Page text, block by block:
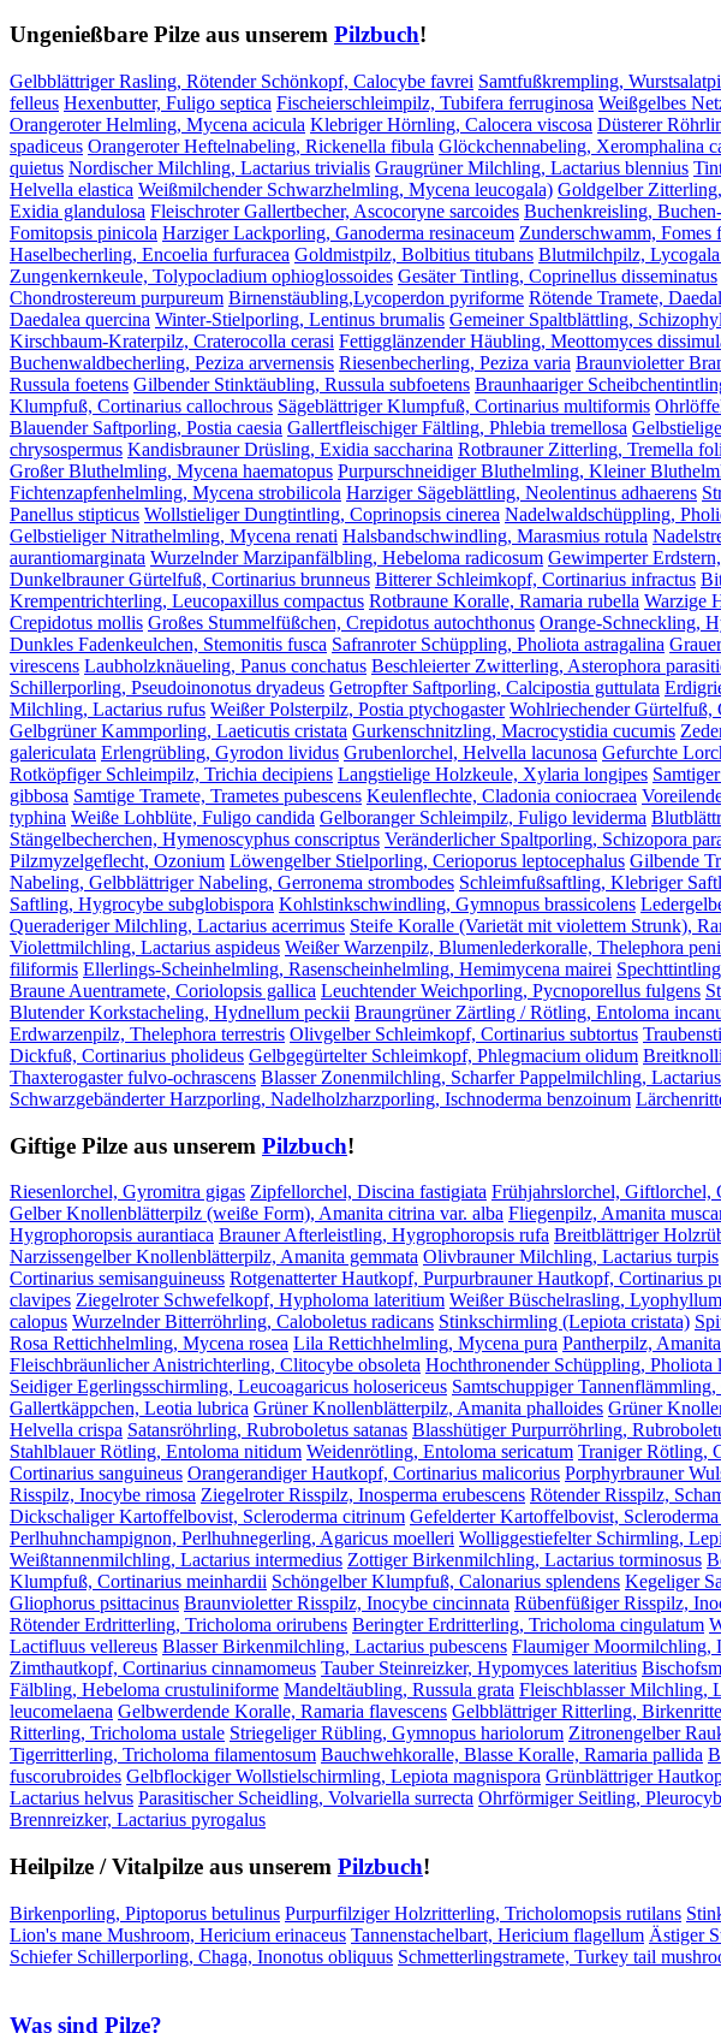
Ungenießbare Pilze aus unserem Pilzbuch!
Gelbblättriger Rasling, Rötender Schönkopf, Calocybe favrei Samtfußkrempling,
felleus Hexenbutter, Fuligo septica Fischeierschleimpilz, Tubifera ferruginosa Weißgelbes
Orangeroter Helmling, Mycena acicula Klebriger Hörnling, Calocera viscosa Düsterer
spadiceus Orangeroter Heftelnabeling, Rickenella fibula Glöckchennabeling, Xeromphalina
quietus Nordischer Milchling, Lactarius trivialis Graugrüner Milchling, Lactarius blennius
Helvella elastica Weißmilchender Schwarzhelmling, Mycena leucogala) Goldgelber
Exidia glandulosa Fleischroter Gallertbecher, Ascocoryne sarcoides Buchenkreisling,
Fomitopsis pinicola Harziger Lackporling, Ganoderma resinaceum Zunderschwamm, Fomes
Haselbecherling, Encoelia furfuracea Goldmistpilz, Bolbitius titubans Blutmilchpilz,
Zungenkernkeule, Tolypocladium ophioglossoides Gesäter Tintling, Coprinellus disseminatus
Chondrostereum purpureum Birnenstäubling,Lycoperdon pyriforme Rötende Tramete,
Daedalea quercina Winter-Stielporling, Lentinus brumalis Gemeiner Spaltblättling,
Kirschbaum-Kraterpilz, Craterocolla cerasi Fettigglänzender Häubling, Meottomyces
Buchenwaldbecherling, Peziza arvernensis Riesenbecherling, Peziza varia Braunvioletter
Russula foetens Gilbender Stinktäubling, Russula subfoetens Braunhaariger
Klumpfuß, Cortinarius callochrous Sägeblättriger Klumpfuß, Cortinarius multiformis
Blauender Saftporling, Postia caesia Gallertfleischiger Fältling, Phlebia tremellosa
chrysospermus Kandisbrauner Drüsling, Exidia saccharina Rotbrauner Zitterling, Tremella
Großer Bluthelmling, Mycena haematopus Purpurschneidiger Bluthelmling, Kleiner
Fichtenzapfenhelmling, Mycena strobilicola Harziger Sägeblättling, Neolentinus adhaerens
Panellus stipticus Wollstieliger Dungtintling, Coprinopsis cinerea Nadelwaldschüppling,
Gelbstieliger Nitrathelmling, Mycena renati Halsbandschwindling, Marasmius rotula
aurantiomarginata Wurzelnder Marzipanfälbling, Hebeloma radicosum Gewimperter
Dunkelbrauner Gürtelfuß, Cortinarius brunneus Bitterer Schleimkopf, Cortinarius infractus
Krempentrichterling, Leucopaxillus compactus Rotbraune Koralle, Ramaria rubella Warzige
Crepidotus mollis Großes Stummelfüßchen, Crepidotus autochthonus Orange-Schneckling,
Dunkles Fadenkeulchen, Stemonitis fusca Safranroter Schüppling, Pholiota astragalina
virescens Laubholzknäueling, Panus conchatus Beschleierter Zwitterling, Asterophora
Schillerporling, Pseudoinonotus dryadeus Getropfter Saftporling, Calcipostia guttulata
Milchling, Lactarius rufus Weißer Polsterpilz, Postia ptychogaster Wohlriechender Gürtelfuß,
Gelbgrüner Kammporling, Laeticutis cristata Gurkenschnitzling, Macrocystidia cucumis
galericulata Erlengrübling, Gyrodon lividus Grubenlorchel, Helvella lacunosa Gefurchte
Rotköpfiger Schleimpilz, Trichia decipiens Langstielige Holzkeule, Xylaria longipes
gibbosa Samtige Tramete, Trametes pubescens Keulenflechte, Cladonia coniocraea
typhina Weiße Lohblüte, Fuligo candida Gelboranger Schleimpilz, Fuligo leviderma
Stängelbecherchen, Hymenoscyphus conscriptus Veränderlicher Spaltporling, Schizopora
Pilzmyzelgeflecht, Ozonium Löwengelber Stielporling, Cerioporus leptocephalus Gilbende
Nabeling, Gelbblättriger Nabeling, Gerronema strombodes Schleimfußsaftling, Klebriger
Saftling, Hygrocybe subglobispora Kohlstinkschwindling, Gymnopus brassicolens
Queraderiger Milchling, Lactarius acerrimus Steife Koralle (Varietät mit violettem Strunk),
Violettmilchling, Lactarius aspideus Weißer Warzenpilz, Blumenlederkoralle, Thelephora
filiformis Ellerlings-Scheinhelmling, Rasenscheinhelmling, Hemimycena mairei
Braune Auentramete, Coriolopsis gallica Leuchtender Weichporling, Pycnoporellus fulgens
Blutender Korkstacheling, Hydnellum peckii Braungrüner Zärtling / Rötling, Entoloma
Erdwarzenpilz, Thelephora terrestris Olivgelber Schleimkopf, Cortinarius subtortus
Dickfuß, Cortinarius pholideus Gelbgegürtelter Schleimkopf, Phlegmacium olidum
Thaxterogaster fulvo-ochrascens Blasser Zonenmilchling, Scharfer Pappelmilchling,
Schwarzgebänderter Harzporling, Nadelholzharzporling, Ischnoderma benzoinum
Giftige Pilze aus unserem Pilzbuch!
Riesenlorchel, Gyromitra gigas Zipfellorchel, Discina fastigiata Frühjahrslorchel, Giftlorchel,
Gelber Knollenblätterpilz (weiße Form), Amanita citrina var. alba Fliegenpilz, Amanita
Hygrophoropsis aurantiaca Brauner Afterleistling, Hygrophoropsis rufa Breitblättriger
Narzissengelber Knollenblätterpilz, Amanita gemmata Olivbrauner Milchling, Lactarius turpis
Cortinarius semisanguineuss Rotgenatterter Hautkopf, Purpurbrauner Hautkopf, Cortinarius
clavipes Ziegelroter Schwefelkopf, Hypholoma lateritium Weißer Büschelrasling,
calopus Wurzelnder Bitterröhrling, Caloboletus radicans Stinkschirmling (Lepiota cristata)
Rosa Rettichhelmling, Mycena rosea Lila Rettichhelmling, Mycena pura Pantherpilz,
Fleischbräunlicher Anistrichterling, Clitocybe obsoleta Hochthronender Schüppling, Pholiota
Seidiger Egerlingsschirmling, Leucoagaricus holosericeus Samtschuppiger
Gallertkäppchen, Leotia lubrica Grüner Knollenblätterpilz, Amanita phalloides Grüner
Helvella crispa Satansröhrling, Rubroboletus satanas Blasshütiger Purpurröhrling,
Stahlblauer Rötling, Entoloma nitidum Weidenrötling, Entoloma sericatum Traniger Rötling,
Cortinarius sanguineus Orangerandiger Hautkopf, Cortinarius malicorius Porphyrbrauner
Risspilz, Inocybe rimosa Ziegelroter Risspilz, Inosperma erubescens Rötender Risspilz,
Dickschaliger Kartoffelbovist, Scleroderma citrinum Gefelderter Kartoffelbovist,
Perlhuhnchampignon, Perlhuhnegerling, Agaricus moelleri Wolliggestiefelter Schirmling,
Weißtannenmilchling, Lactarius intermedius Zottiger Birkenmilchling, Lactarius torminosus
Klumpfuß, Cortinarius meinhardii Schöngelber Klumpfuß, Calonarius splendens Kegeliger
Gliophorus psittacinus Braunvioletter Risspilz, Inocybe cincinnata Rübenfüßiger Risspilz,
Rötender Erdritterling, Tricholoma orirubens Beringter Erdritterling, Tricholoma cingulatum
Lactifluus vellereus Blasser Birkenmilchling, Lactarius pubescens Flaumiger Moormilchling,
Zimthautkopf, Cortinarius cinnamomeus Tauber Steinreizker, Hypomyces lateritius
Fälbling, Hebeloma crustuliniforme Mandeltäubling, Russula grata Fleischblasser Milchling,
leucomelaena Gelbwerdende Koralle, Ramaria flavescens Gelbblättriger Ritterling,
Ritterling, Tricholoma ustale Striegeliger Rübling, Gymnopus hariolorum Zitronengelber
Tigerritterling, Tricholoma filamentosum Bauchwehkoralle, Blasse Koralle, Ramaria pallida
fuscorubroides Gelbflockiger Wollstielschirmling, Lepiota magnispora Grünblättriger
Lactarius helvus Parasitischer Scheidling, Volvariella surrecta Ohrförmiger Seitling,
Brennreizker, Lactarius pyrogalus
Heilpilze / Vitalpilze aus unserem Pilzbuch!
Birkenporling, Piptoporus betulinus Purpurfilziger Holzritterling, Tricholomopsis rutilans
Lion's mane Mushroom, Hericium erinaceus Tannenstachelbart, Hericium flagellum Ästiger
Schiefer Schillerporling, Chaga, Inonotus obliquus Schmetterlingstramete, Turkey tail
Was sind Pilze?